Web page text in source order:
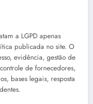
a LGPD apenas
publicada no site. O
evidência, gestão de
de fornecedores,
bases legais, resposta